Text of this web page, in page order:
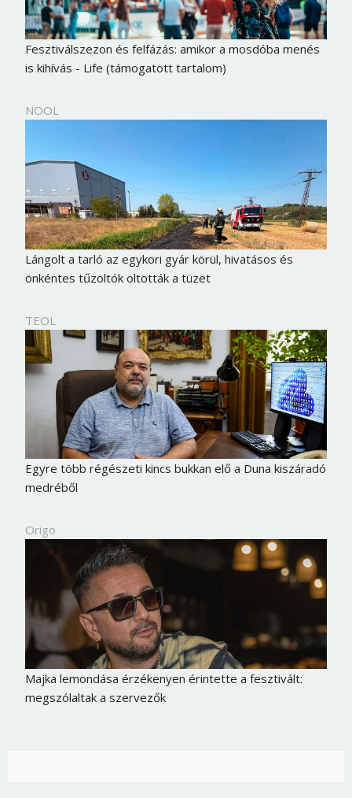
Fesztiválszezon és felfázás: amikor a mosdóba menés
is kihívás - Life (támogatott tartalom)
NOOL
Lángolt a tarló az egykori gyár körül, hivatásos és
önkéntes tűzoltók oltották a tüzet
TEOL
Egyre több régészeti kincs bukkan elő a Duna kiszáradó
medréből
Origo
Majka lemondása érzékenyen érintette a fesztivált:
megszólaltak a szervezők